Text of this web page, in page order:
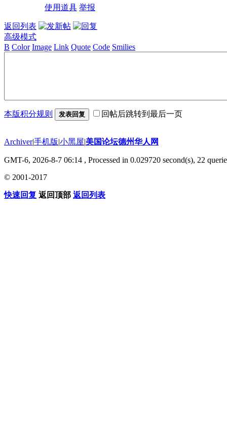
使用道具 举报
返回列表
高级模式
B Color Image Link Quote Code Smilies
本版积分规则 发表回复 回帖后跳转到最后一页
Archiver|手机版|小黑屋|美国论坛德州华人网
GMT-6, 2026-8-7 06:14 , Processed in 0.029720 second(s), 22
© 2001-2017
快速回复 返回顶部 返回列表